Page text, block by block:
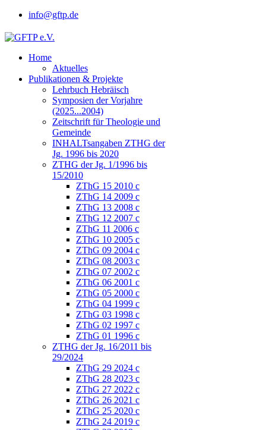
info@gftp.de
Home
Aktuelles
Publikationen & Projekte
Lehrbuch Hebräisch
Symposien der Vorjahre
(2025...2004)
Zeitschrift für Theologie und
Gemeinde
INHALTsangaben ZTHG der
Jg. 1996 bis 2020
ZTHG der Jg. 1/1996 bis
15/2010
ZThG 15 2010 c
ZThG 14 2009 c
ZThG 13 2008 c
ZThG 12 2007 c
ZThG 11 2006 c
ZThG 10 2005 c
ZThG 09 2004 c
ZThG 08 2003 c
ZThG 07 2002 c
ZThG 06 2001 c
ZThG 05 2000 c
ZThG 04 1999 c
ZThG 03 1998 c
ZThG 02 1997 c
ZThG 01 1996 c
ZTHG der Jg. 16/2011 bis
29/2024
ZThG 29 2024 c
ZThG 28 2023 c
ZThG 27 2022 c
ZThG 26 2021 c
ZThG 25 2020 c
ZThG 24 2019 c